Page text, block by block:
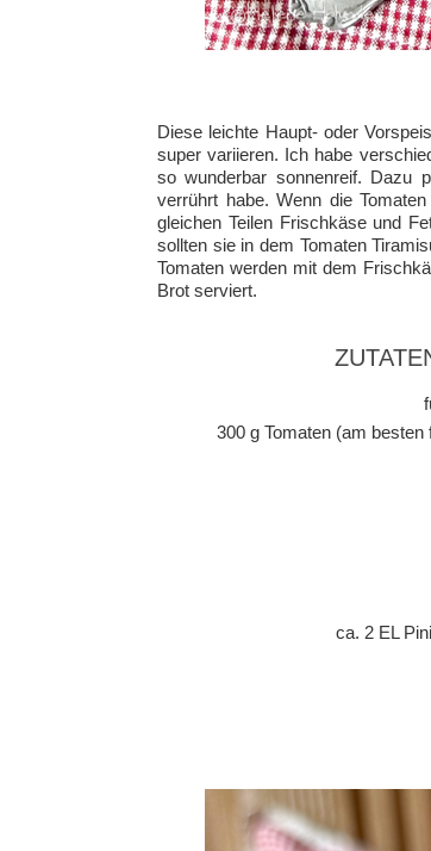
Diese leichte Haupt- oder
super variieren. Ich habe
so wunderbar sonnenreif. Dazu
verrührt habe. Wenn die
gleichen Teilen Frischkäse und
sollten sie in dem Tomaten
Tomaten werden mit dem
Brot serviert.
300 g Tomaten (am
ca. 2 EL